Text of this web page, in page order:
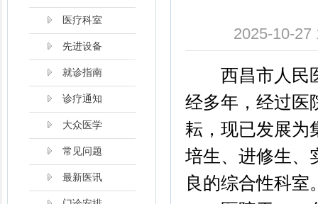
医疗科室
先进设备
就诊指南
诊疗通知
大众医学
常见问题
最新医讯
2025-10-
西昌市人民医
经多年，经过医
耘，现已发展为
培生、进修生、
良的综合性科室